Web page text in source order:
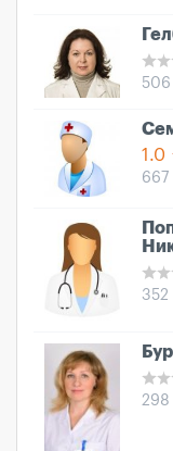
506
1.0
667
352
298